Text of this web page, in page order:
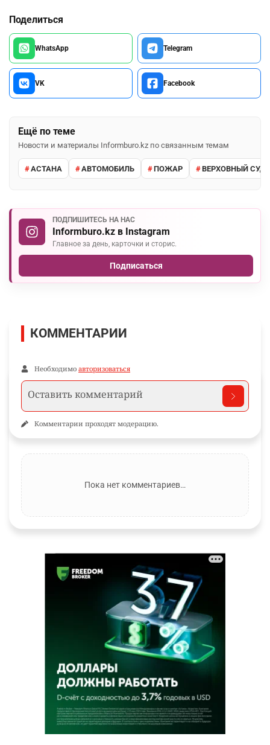
Поделиться
WhatsApp Telegram
VK Facebook
Ещё по теме
Новости и материалы Informburo.kz по связанным темам
АСТАНА АВТОМОБИЛЬ ПОЖАР ВЕРХОВНЫЙ СУД
ПОДПИШИТЕСЬ НА НАС
Informburo.kz в Instagram
Главное за день, карточки и сторис.
Подписаться
КОММЕНТАРИИ
Необходимо авторизоваться
Комментарии проходят модерацию.
Пока нет комментариев…